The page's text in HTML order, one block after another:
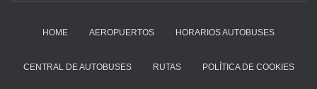
HOME AEROPUERTOS HORARIOS AUTOBUSES
CENTRAL DE AUTOBUSES RUTAS POLÍTICA DE COOKIES